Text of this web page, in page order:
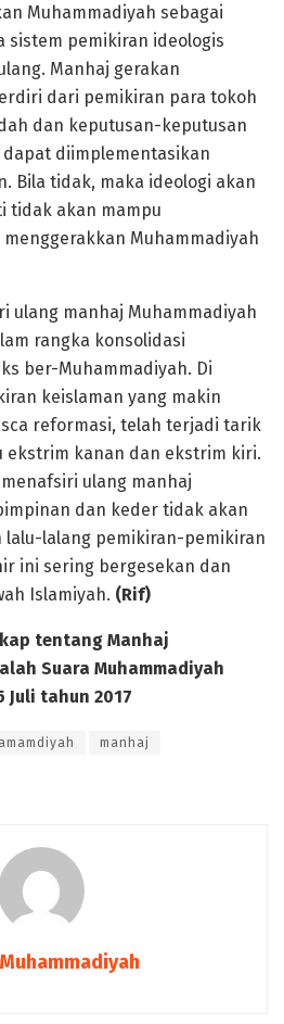
Muhammadiyah sebagai
sistem pemikiran ideologis
Manhaj gerakan
dari pemikiran para tokoh
dan keputusan-keputusan
diimplementasikan
Bila tidak, maka ideologi akan
tidak akan mampu
Muhammadiyah
ulang manhaj Muhammadiyah
rangka konsolidasi
ber-Muhammadiyah. Di
keislaman yang makin
reformasi, telah terjadi tarik
ekstrim kanan dan ekstrim kiri.
ulang manhaj
dan keder tidak akan
lalu-lalang pemikiran-pemikiran
ini sering bergesekan dan
Islamiyah. (Rif)
tentang Manhaj
Suara Muhammadiyah
Juli tahun 2017
manhaj